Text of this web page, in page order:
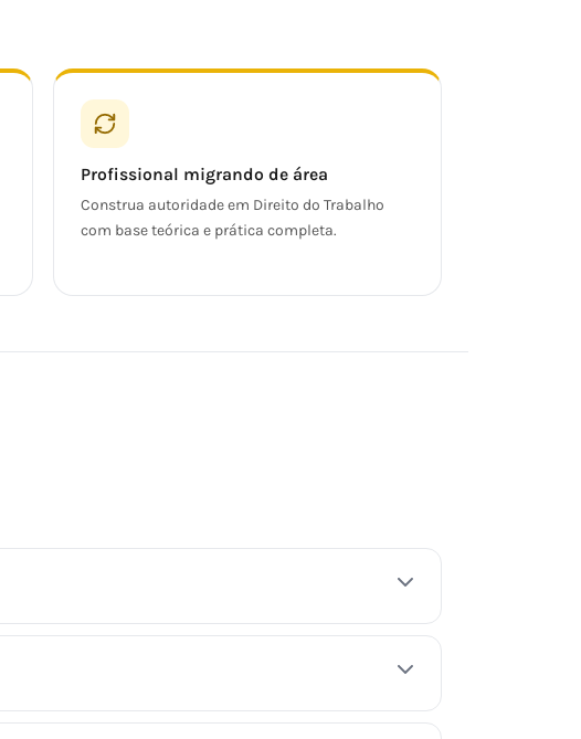
Profissional migrando de área
Construa autoridade em Direito do Trabalho
com base teórica e prática completa.